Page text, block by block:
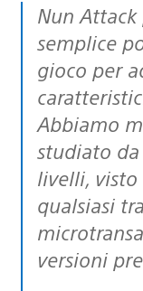
Nun Attack per PS Vita non è un
semplice
gioco per
Abbiamo
studiato
livelli,
qualsiasi
versioni